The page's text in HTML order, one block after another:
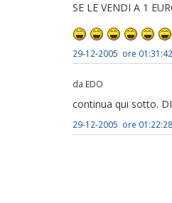
SE LE VENDI A 1
29-12-2005 ore 01:31:42
da EDO
continua qui sotto. DI
29-12-2005 ore 01:22:28